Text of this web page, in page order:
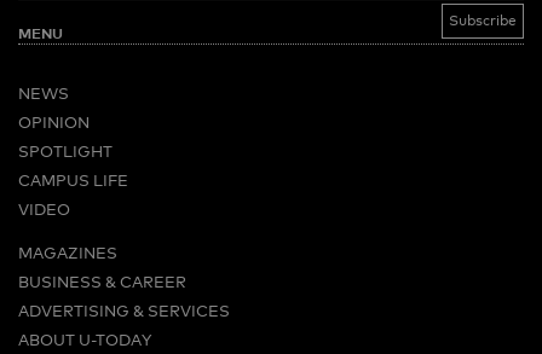
MENU
NEWS
OPINION
SPOTLIGHT
CAMPUS LIFE
VIDEO
MAGAZINES
BUSINESS & CAREER
ADVERTISING & SERVICES
ABOUT U-TODAY